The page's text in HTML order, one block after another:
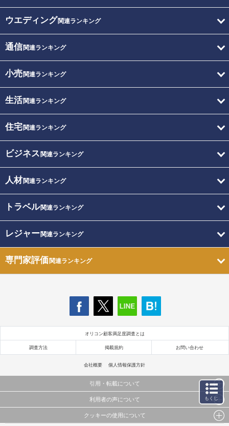
ウエディング関連ランキング
通信関連ランキング
小売関連ランキング
生活関連ランキング
住宅関連ランキング
ビジネス 関連ランキング
人材関連ランキング
トラベル関連ランキング
レジャー関連ランキング
専門家評価関連ランキング
オリコン顧客満足度調査とは
調査方法 掲載規約 お問い合わせ
会社概要 個人情報保護方針
引用・転載について
当サイトで公開されている情報（文字、写真、イラスト、画像データ等）及びこれらの配置・
これらの情報を権利者の許可なく無断転載・複製などの二次利用を行うことは固く禁じており
利用者の声について
当サイトに掲載している内容はすべてサービスの利用者が提出された見解・感想です。
クッキーの使用について
もくじ